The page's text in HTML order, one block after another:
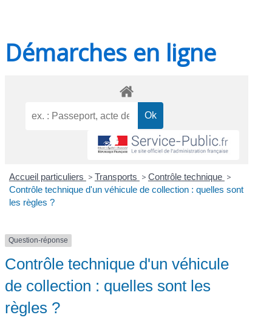
Démarches en ligne
Accueil particuliers > Transports > Contrôle technique >
Contrôle technique d'un véhicule de collection : quelles sont
les règles ?
Question-réponse
Contrôle technique d'un véhicule
de collection : quelles sont les
règles ?